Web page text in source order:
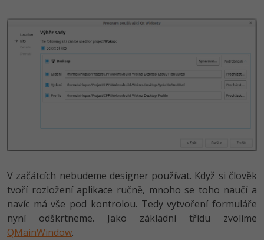
V začátcích nebudeme designer používat. Když si člověk
tvoří rozložení aplikace ručně, mnoho se toho naučí a
navíc má vše pod kontrolou. Tedy vytvoření formuláře
nyní odškrtneme. Jako základní třídu zvolíme
QMainWindow.